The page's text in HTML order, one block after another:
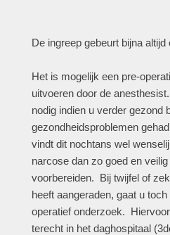
De ingreep gebeurt bijna
Het is mogelijk een pre-
uitvoeren door de
nodig indien u verder gezond
gezondheidsproblemen
vindt dit nochtans wel
narcose dan zo goed en
voorbereiden. Bij twijfel of
heeft aangeraden, gaat u
operatief onderzoek.
terecht in het daghospitaal